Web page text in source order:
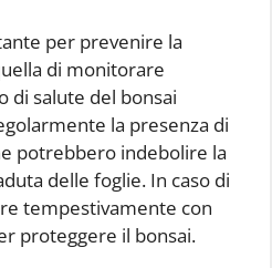
per prevenire la
di monitorare
di salute del bonsai
la presenza di
potrebbero indebolire la
delle foglie. In caso di
tempestivamente con
proteggere il bonsai.